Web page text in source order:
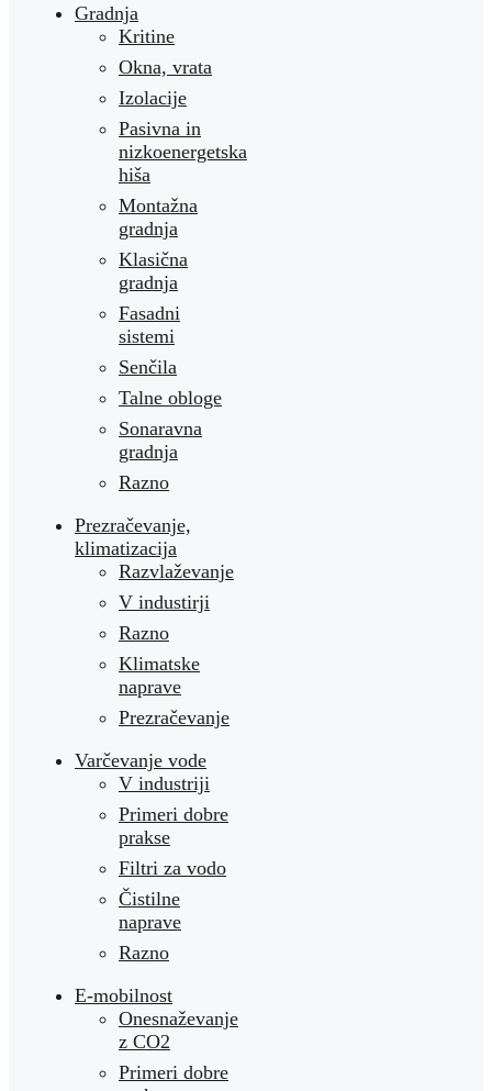
Gradnja
Kritine
Okna, vrata
Izolacije
Pasivna in
nizkoenergetska
hiša
Montažna
gradnja
Klasična
gradnja
Fasadni
sistemi
Senčila
Talne obloge
Sonaravna
gradnja
Razno
Prezračevanje,
klimatizacija
Razvlaževanje
V industirji
Razno
Klimatske
naprave
Prezračevanje
Varčevanje vode
V industriji
Primeri dobre
prakse
Filtri za vodo
Čistilne
naprave
Razno
E-mobilnost
Onesnaževanje
z CO2
Primeri dobre